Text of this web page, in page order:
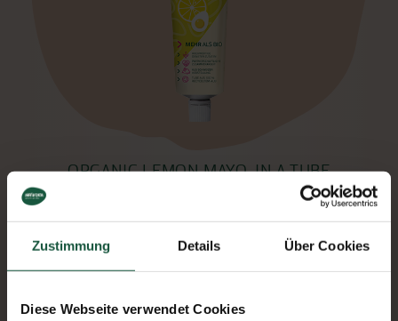
Zustimmung Details Über Cookies
Diese Webseite verwendet Cookies
ORGANIC LEMON MAYO, IN A TUBE